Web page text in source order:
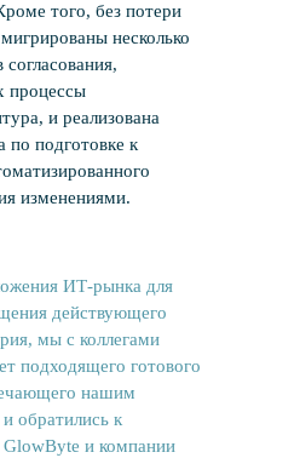
того, без потери
несколько
согласования,
процессы
и реализована
по подготовке к
изменениями.
ИТ-рынка для
действующего
мы с коллегами
подходящего готового
нашим
обратились к
и компании